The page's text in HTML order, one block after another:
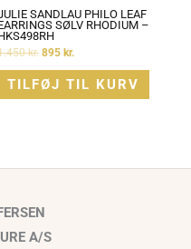
SANDLAU PHILO LEAF
SØLV RHODIUM –
kr. 895 kr.
TILFØJ TIL KURV
A/S